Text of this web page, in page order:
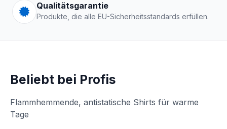
Qualitätsgarantie
Produkte, die alle EU-Sicherheitsstandards erfüllen.
Beliebt bei Profis
Flammhemmende, antistatische Shirts für warme
Tage